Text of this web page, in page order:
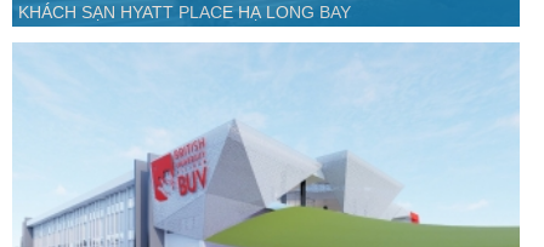
KHÁCH SẠN HYATT PLACE HẠ LONG BAY